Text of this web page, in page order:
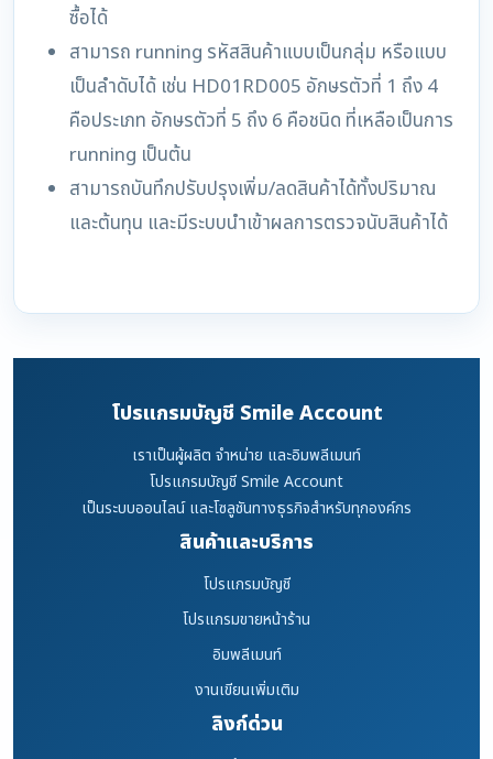
ซื้อได้
สามารถ running รหัสสินค้าแบบเป็นกลุ่ม หรือแบบ
เป็นลำดับได้ เช่น HD01RD005 อักษรตัวที่ 1 ถึง 4
คือประเภท อักษรตัวที่ 5 ถึง 6 คือชนิด ที่เหลือเป็นการ
running เป็นต้น
สามารถบันทึกปรับปรุงเพิ่ม/ลดสินค้าได้ทั้งปริมาณ
และต้นทุน และมีระบบนำเข้าผลการตรวจนับสินค้าได้
โปรแกรมบัญชี Smile Account
เราเป็นผู้ผลิต จำหน่าย และอิมพลีเมนท์
โปรแกรมบัญชี Smile Account
เป็นระบบออนไลน์ และโซลูชันทางธุรกิจสำหรับทุกองค์กร
สินค้าและบริการ
โปรแกรมบัญชี
โปรแกรมขายหน้าร้าน
อิมพลีเมนท์
งานเขียนเพิ่มเติม
ลิงก์ด่วน